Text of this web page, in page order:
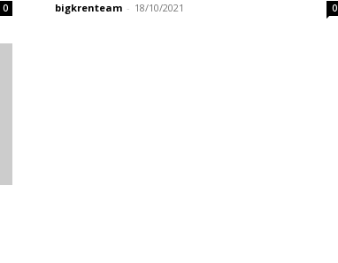
0 bigkrenteam - 18/10/2021 0